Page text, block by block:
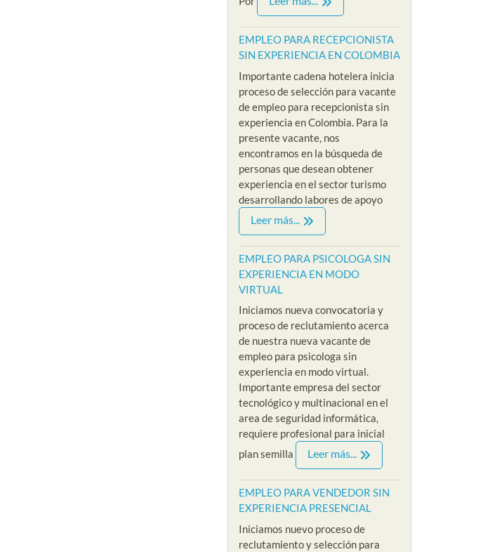
EMPLEO PARA RECEPCIONISTA
SIN EXPERIENCIA EN COLOMBIA
Importante cadena hotelera inicia
proceso de selección para vacante
de empleo para recepcionista sin
experiencia en Colombia. Para la
presente vacante, nos
encontramos en la búsqueda de
personas que desean obtener
experiencia en el sector turismo
desarrollando labores de apoyo
Leer más...
EMPLEO PARA PSICOLOGA SIN
EXPERIENCIA EN MODO
VIRTUAL
Iniciamos nueva convocatoria y
proceso de reclutamiento acerca
de nuestra nueva vacante de
empleo para psicologa sin
experiencia en modo virtual.
Importante empresa del sector
tecnológico y multinacional en el
area de seguridad informática,
requiere profesional para inicial
plan semilla
Leer más...
EMPLEO PARA VENDEDOR SIN
EXPERIENCIA PRESENCIAL
Iniciamos nuevo proceso de
reclutamiento y selección para